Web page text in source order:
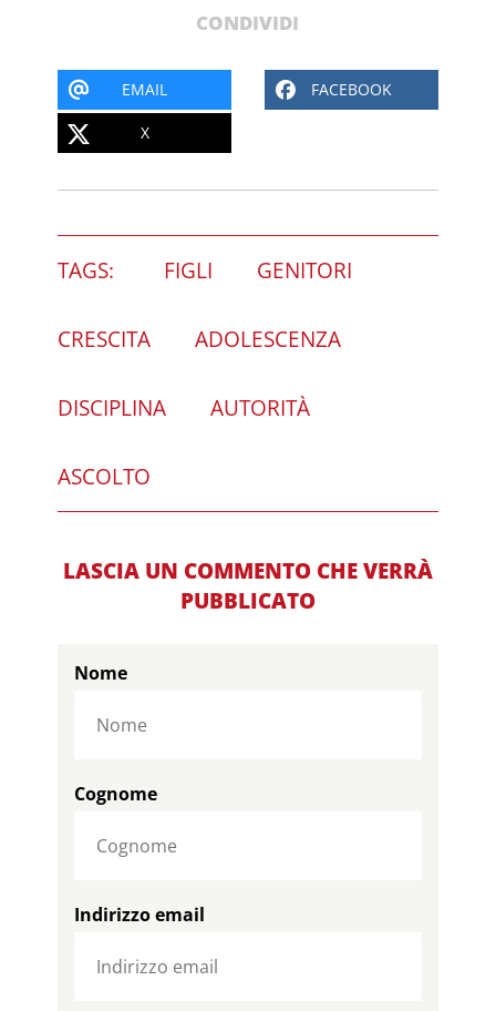
CONDIVIDI
EMAIL FACEBOOK
X
TAGS: FIGLI GENITORI
CRESCITA ADOLESCENZA
DISCIPLINA AUTORITÀ
ASCOLTO
LASCIA UN COMMENTO CHE VERRÀ
PUBBLICATO
Nome
Cognome
Indirizzo email